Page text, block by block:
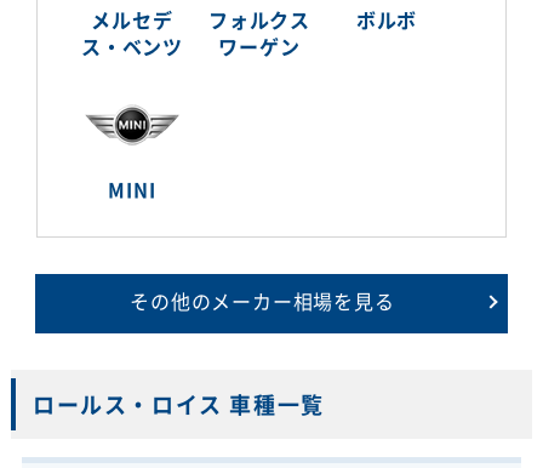
メルセデ
ス・ベンツ
フォルクス
ワーゲン
ボルボ
MINI
その他のメーカー相場を見る
ロールス・ロイス 車種一覧